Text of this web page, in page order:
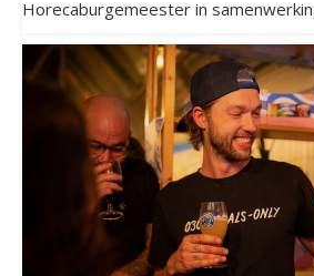
Horecaburgemeester in
Utrechtse brouwerijen.